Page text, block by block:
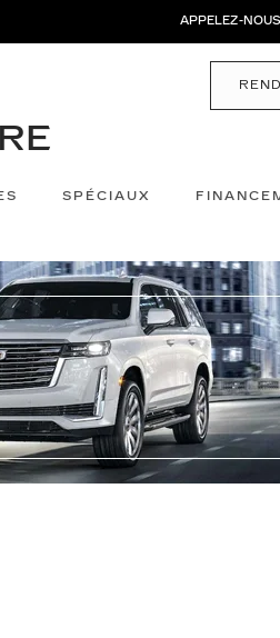
APPELEZ-NOUS
SPÉCIAUX